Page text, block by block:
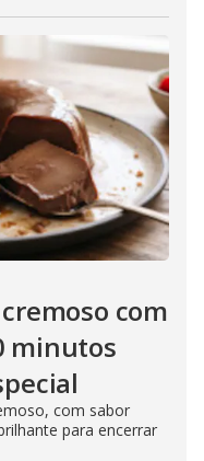
com
minutos
com sabor
para encerrar